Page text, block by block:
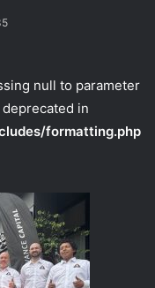
null to parameter
in
formatting.php